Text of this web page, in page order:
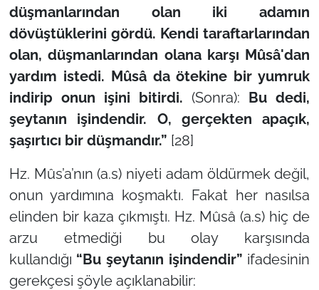
düşmanlarından olan iki adamın
dövüştüklerini gördü. Kendi taraftarlarından
olan, düşmanlarından olana karşı Mûsâ'dan
yardım istedi. Mûsâ da ötekine bir yumruk
indirip onun işini bitirdi. (Sonra): Bu dedi,
şeytanın işindendir. O, gerçekten apaçık,
şaşırtıcı bir düşmandır.” [28]
Hz. Mûs’a’nın (a.s) niyeti adam öldürmek değil,
onun yardımına koşmaktı. Fakat her nasılsa
elinden bir kaza çıkmıştı. Hz. Mûsâ (a.s) hiç de
arzu etmediği bu olay karşısında
kullandığı “Bu şeytanın işindendir” ifadesinin
gerekçesi şöyle açıklanabilir: